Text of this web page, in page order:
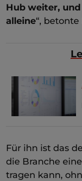
Hub weiter,
alleine“,
Für ihn ist das
die Branche
tragen kann,